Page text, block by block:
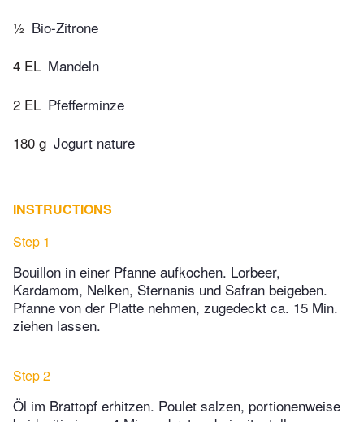
½ Bio-Zitrone
4 EL Mandeln
2 EL Pfefferminze
180 g Jogurt nature
INSTRUCTIONS
Step 1
Bouillon in einer Pfanne aufkochen. Lorbeer,
Kardamom, Nelken, Sternanis und Safran beigeben.
Pfanne von der Platte nehmen, zugedeckt ca. 15 Min.
ziehen lassen.
Step 2
Öl im Brattopf erhitzen. Poulet salzen, portionenweise